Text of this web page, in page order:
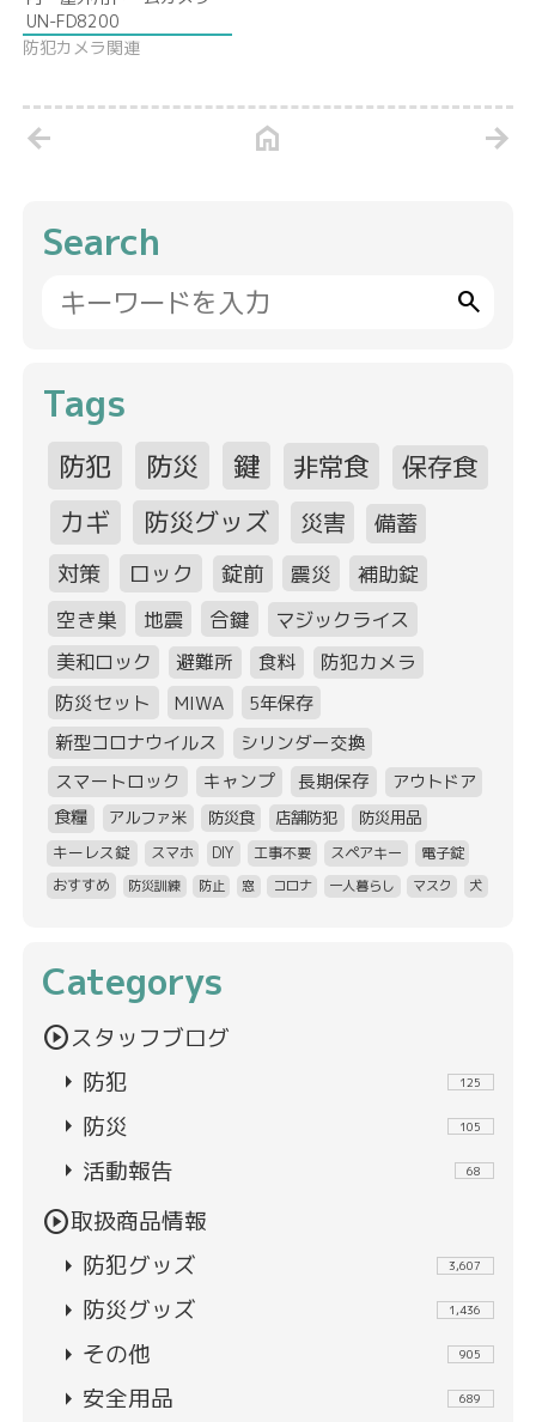
UN-FD8200
防犯カメラ関連
arrow_back home arrow_forward
Search
search
Tags
防犯 防災 鍵 非常食
保存食
カギ
防災グッズ 災害
備蓄
対策
ロック 錠前 震災
補助錠
空き巣
地震 合鍵
マジックライス
美和ロック
避難所 食料
防犯カメラ
防災セット
MIWA
5年保存
新型コロナウイルス
シリンダー交換
スマートロック
キャンプ 長期保存
アウトドア
食糧
アルファ米 防災食 店舗防犯 防災用品
キーレス錠 スマホ DIY 工事不要 スペアキー
電子錠
おすすめ
防災訓練 防止 窓 コロナ 一人暮らし マスク 犬
Categorys
play_circleスタッフブログ
arrow_right 防犯 125
arrow_right 防災 105
arrow_right 活動報告 68
play_circle取扱商品情報
arrow_right 防犯グッズ 3,607
arrow_right 防災グッズ 1,436
arrow_right その他 905
arrow_right 安全用品 689